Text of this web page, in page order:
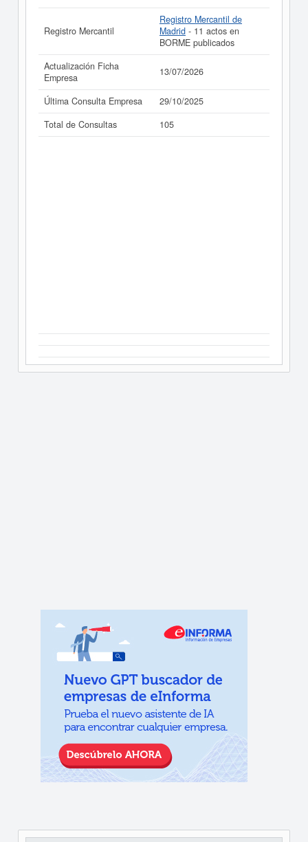
Registro Mercantil
Registro Mercantil de
Madrid - 11 actos en
BORME publicados
Actualización Ficha
Empresa
13/07/2026
Última Consulta Empresa
29/10/2025
Total de Consultas
105